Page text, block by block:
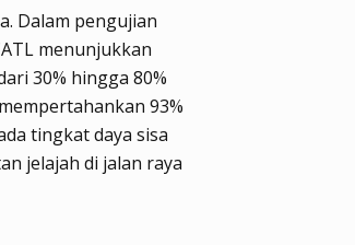
Dalam pengujian
menunjukkan
30% hingga 80%
93%
tingkat daya sisa
jelajah di jalan raya